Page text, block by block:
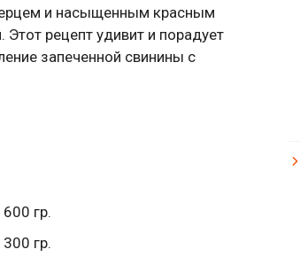
и насыщенным красным
рецепт удивит и порадует
запеченной свинины с
600 гр.
300 гр.